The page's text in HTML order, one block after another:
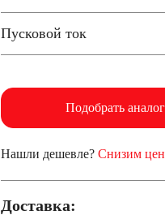
Пусковой ток
Подобрать аналог
Нашли дешевле? Снизим
Доставка: